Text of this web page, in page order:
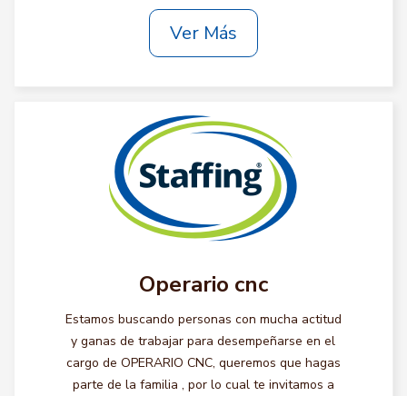
Ver Más
Operario cnc
Estamos buscando personas con mucha actitud
y ganas de trabajar para desempeñarse en el
cargo de OPERARIO CNC, queremos que hagas
parte de la familia , por lo cual te invitamos a